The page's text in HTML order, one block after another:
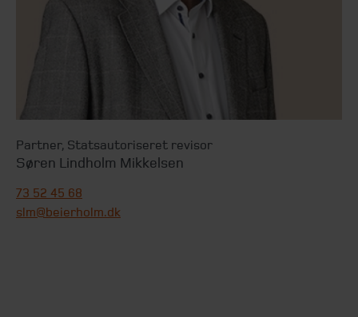
Partner, Statsautoriseret revisor
Søren Lindholm Mikkelsen
73 52 45 68
slm@beierholm.dk